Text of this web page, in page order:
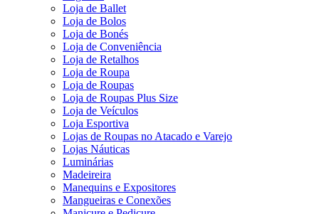
Loja de Ballet
Loja de Bolos
Loja de Bonés
Loja de Conveniência
Loja de Retalhos
Loja de Roupa
Loja de Roupas
Loja de Roupas Plus Size
Loja de Veículos
Loja Esportiva
Lojas de Roupas no Atacado e Varejo
Lojas Náuticas
Luminárias
Madeireira
Manequins e Expositores
Mangueiras e Conexões